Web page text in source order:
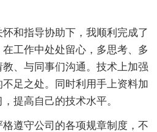
和指导协助下，我顺利完成了
工作中处处留心，多思考、多
、与同事们沟通。技术上加强
足之处。同时利用手上资料加
提高自己的技术水平。
遵守公司的各项规章制度，不